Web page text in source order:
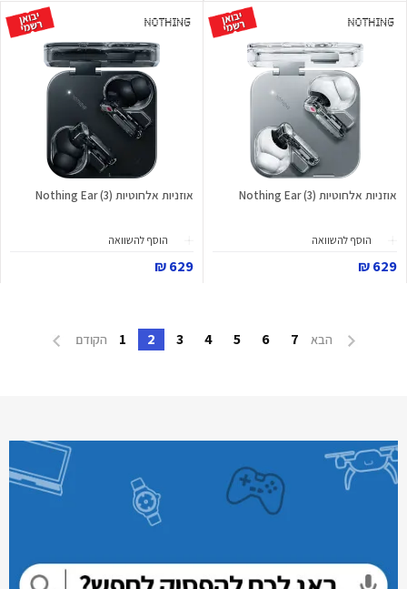
אוזניות אלחוטיות Nothing Ear (3)
הוסף להשוואה
629 ₪
אוזניות אלחוטיות Nothing Ear (3)
הוסף להשוואה
629 ₪
הבא 7
6
5
4
3
2
1 הקודם